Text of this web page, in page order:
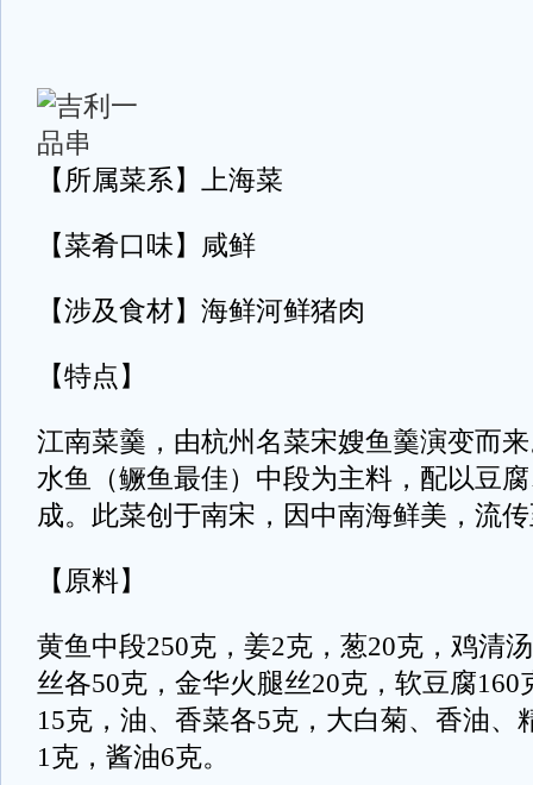
【所属菜系】上海菜
【菜肴口味】咸鲜
【涉及食材】海鲜河鲜猪肉
【特点】
江南菜羹，由杭州名菜宋嫂鱼羹演变而
水鱼（鳜鱼最佳）中段为主料，配以豆
成。此菜创于南宋，因中南海鲜美，流
【原料】
黄鱼中段250克，姜2克，葱20克，鸡清
丝各50克，金华火腿丝20克，软豆腐160
15克，油、香菜各5克，大白菊、香油、
1克，酱油6克。